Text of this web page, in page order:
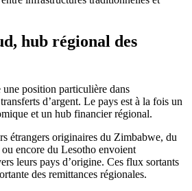
hub régional des
position particulière dans
d’argent. Le pays est à la fois un
et un hub financier régional.
étrangers originaires du Zimbabwe, du
encore du Lesotho envoient
leurs pays d’origine. Ces flux sortants
des remittances régionales.